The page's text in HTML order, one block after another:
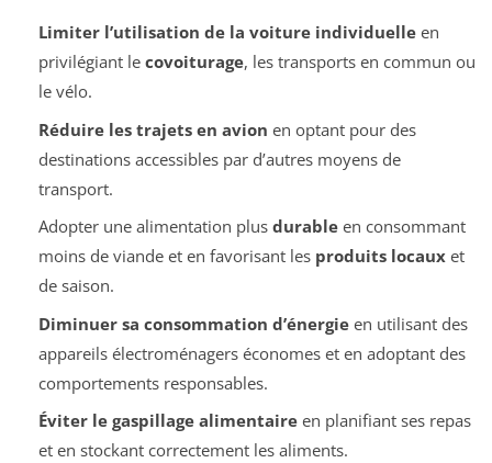
Limiter l’utilisation de la voiture individuelleen
privilégiant le covoiturage, les transports en commun ou
le vélo.
Réduire les trajets en avion en optant pour des
destinations accessibles par d’autres moyens de
transport.
Adopter une alimentation plus durableen consommant
moins de viande et en favorisant les produits locauxet
de saison.
Diminuer sa consommation d’énergieen utilisant des
appareils électroménagers économes et en adoptant des
comportements responsables.
Éviter le gaspillage alimentaireen planifiant ses repas
et en stockant correctement les aliments.